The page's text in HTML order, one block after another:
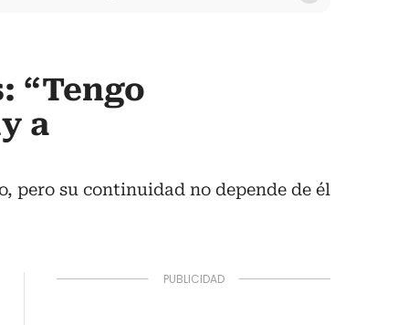
“Tengo
a
pero su continuidad no depende de él